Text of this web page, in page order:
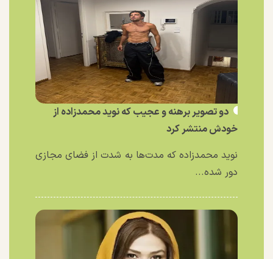
دو تصویر برهنه و عجیب که نوید محمدزاده از
خودش منتشر کرد
نوید محمدزاده که مدت‌ها به شدت از فضای مجازی
دور شده...